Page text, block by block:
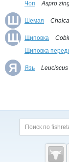
Чоп
Aspro
Ш Шемая
Щ Щиповка
Щиповка
Я Язь